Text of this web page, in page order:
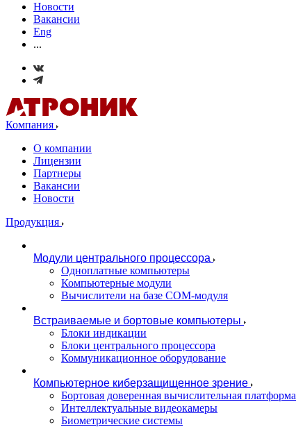
Новости
Вакансии
Eng
...
Компания
О компании
Лицензии
Партнеры
Вакансии
Новости
Продукция
Модули центрального процессора
Одноплатные компьютеры
Компьютерные модули
Вычислители на базе COM-модуля
Встраиваемые и бортовые компьютеры
Блоки индикации
Блоки центрального процессора
Коммуникационное оборудование
Компьютерное киберзащищенное зрение
Бортовая доверенная вычислительная платформа
Интеллектуальные видеокамеры
Биометрические системы